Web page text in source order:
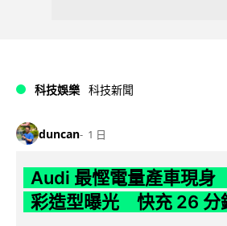
科技娛樂 科技新聞
duncan 1 日
Audi 最慳電量產車現
彩造型曝光 快充 26 分